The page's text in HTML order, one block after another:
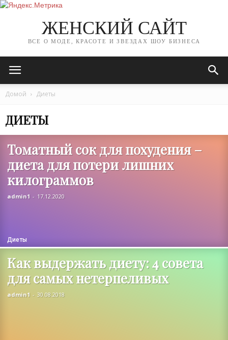
ЖЕНСКИЙ САЙТ
ВСЕ О МОДЕ, КРАСОТЕ И ЗВЕЗДАХ ШОУ БИЗНЕСА
Домой Диеты
ДИЕТЫ
Диеты
Томатный сок для похудения –
диета для потери лишних
килограммов
admin1 - 17.12.2020
Как выдержать диету: 4 совета
для самых нетерпеливых
admin1 - 30.08.2018